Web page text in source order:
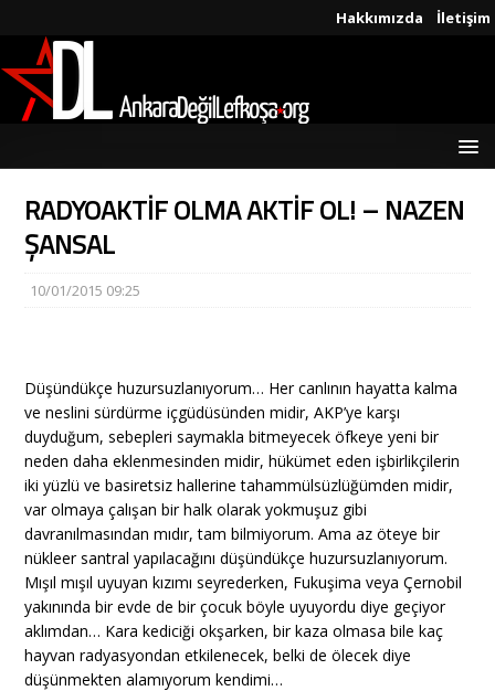
Hakkımızda İletişim
RADYOAKTİF OLMA AKTİF OL! – NAZEN
ŞANSAL
10/01/2015 09:25
Düşündükçe huzursuzlanıyorum… Her canlının hayatta kalma
ve neslini sürdürme içgüdüsünden midir, AKP’ye karşı
duyduğum, sebepleri saymakla bitmeyecek öfkeye yeni bir
neden daha eklenmesinden midir, hükümet eden işbirlikçilerin
iki yüzlü ve basiretsiz hallerine tahammülsüzlüğümden midir,
var olmaya çalışan bir halk olarak yokmuşuz gibi
davranılmasından mıdır, tam bilmiyorum. Ama az öteye bir
nükleer santral yapılacağını düşündükçe huzursuzlanıyorum.
Mışıl mışıl uyuyan kızımı seyrederken, Fukuşima veya Çernobil
yakınında bir evde de bir çocuk böyle uyuyordu diye geçiyor
aklımdan… Kara kediciği okşarken, bir kaza olmasa bile kaç
hayvan radyasyondan etkilenecek, belki de ölecek diye
düşünmekten alamıyorum kendimi…